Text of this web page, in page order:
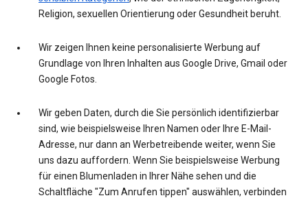
Religion, sexuellen Orientierung oder Gesundheit beruht.
Wir zeigen Ihnen keine personalisierte Werbung auf
Grundlage von Ihren Inhalten aus Google Drive, Gmail oder
Google Fotos.
Wir geben Daten, durch die Sie persönlich identifizierbar
sind, wie beispielsweise Ihren Namen oder Ihre E-Mail-
Adresse, nur dann an Werbetreibende weiter, wenn Sie
uns dazu auffordern. Wenn Sie beispielsweise Werbung
für einen Blumenladen in Ihrer Nähe sehen und die
Schaltfläche "Zum Anrufen tippen" auswählen, verbinden